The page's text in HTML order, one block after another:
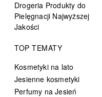
Drogeria Produkty do
Pielęgnacji Najwyższej
Jakości
TOP TEMATY
Kosmetyki na lato
Jesienne kosmetyki
Perfumy na Jesień